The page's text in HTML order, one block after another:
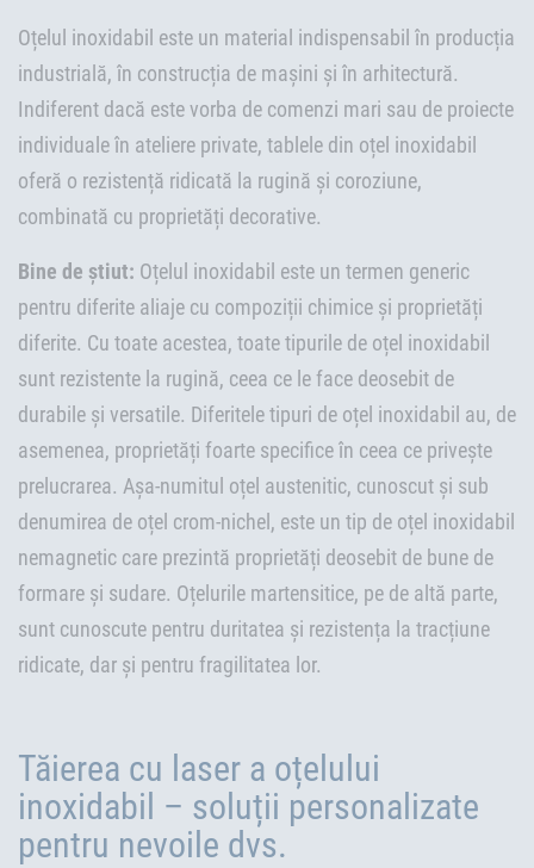
Oțelul inoxidabil este un material indispensabil în producția
industrială, în construcția de mașini și în arhitectură.
Indiferent dacă este vorba de comenzi mari sau de proiecte
individuale în ateliere private, tablele din oțel inoxidabil
oferă o rezistență ridicată la rugină și coroziune,
combinată cu proprietăți decorative.
Bine de știut: Oțelul inoxidabil este un termen generic
pentru diferite aliaje cu compoziții chimice și proprietăți
diferite. Cu toate acestea, toate tipurile de oțel inoxidabil
sunt rezistente la rugină, ceea ce le face deosebit de
durabile și versatile. Diferitele tipuri de oțel inoxidabil au, de
asemenea, proprietăți foarte specifice în ceea ce privește
prelucrarea. Așa-numitul oțel austenitic, cunoscut și sub
denumirea de oțel crom-nichel, este un tip de oțel inoxidabil
nemagnetic care prezintă proprietăți deosebit de bune de
formare și sudare. Oțelurile martensitice, pe de altă parte,
sunt cunoscute pentru duritatea și rezistența la tracțiune
ridicate, dar și pentru fragilitatea lor.
Tăierea cu laser a oțelului
inoxidabil – soluții personalizate
pentru nevoile dvs.